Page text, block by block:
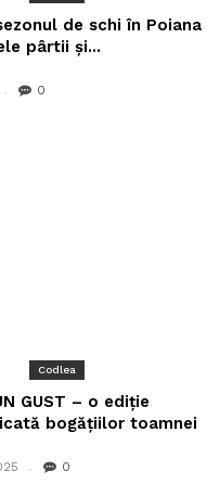
de schi în Poiana
pârtii și...
0
Codlea
GUST – o ediție
bogățiilor toamnei
0